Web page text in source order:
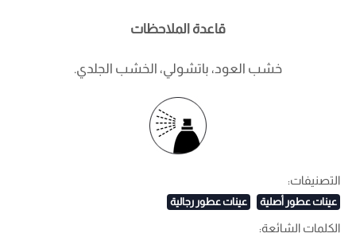
قاعدة الملاحظات
خشب العود، باتشولي، الخشب الجلدي.
التصنيفات:
عينات عطور أصلية عينات عطور رجالية
الكلمات الشائعة: